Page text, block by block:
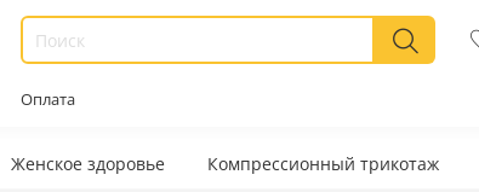
Оплата
Женское здоровье Компрессионный трикотаж